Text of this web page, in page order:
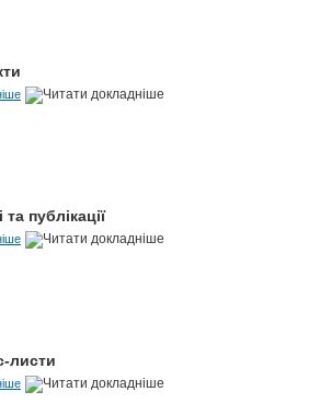
та публікації
листи